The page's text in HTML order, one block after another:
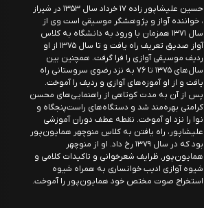
حسین علیشاپور زاده ۱۷ خرداد سال ۱۳۵۳ در شیراز
، خواننده آواز و پژوهشگر موسیقی است وی از
سال ۱۳۷۱ همزمان با ورود به دانشگاه به کلاس
آواز صدیق تعریف راه یافت و تا سال ۱۳۷۵ از او
ردیف موسیقی آوازی را فرا گرفت. همچنین بین
سال‌های ۱۳۷۵ تا ۷۶ به نزد رضوی سروستانی راه
یافت و از او آموزه‌های آوازی و ردیف را آموخت.
پس از آن به مدت کوتاهی از راهنمایی‌های محسن
کرامتی بهره‌مند شد و دستگاه‌های راست‌پنجگاه و
نوا را نزد او آموخت. نقطه عطف دوران آموزشی
علیشاپور، راه یافتن به کلاسِ منوچهر همایون‌پور
بود که در سال ۱۳۷۹ رخ داد. او از منوچهر
همایون‌پور٬ ظرایف شعرخوانی و تاکیدات کلامی و
شیوه آوازی ادیب خوانساری به همراه شیوه
استخراج صوت مختص خود همایون‌پور را آموخت.